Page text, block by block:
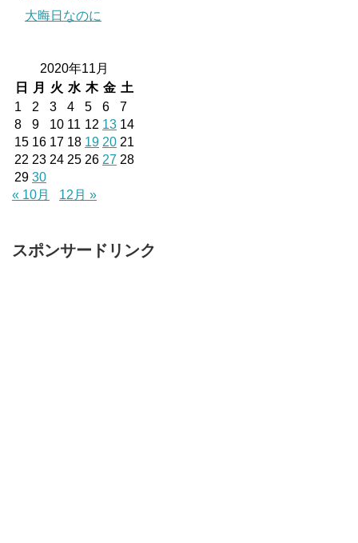
大晦日なのに
2020年11月
日
月 火 水 木 金 土
1
2 3 4 5 6
7
8
9 10 11 12 13 14
15 16 17 18 19 20 21
22 23 24 25 26 27 28
29 30
« 10月
12月 »
スポンサードリンク